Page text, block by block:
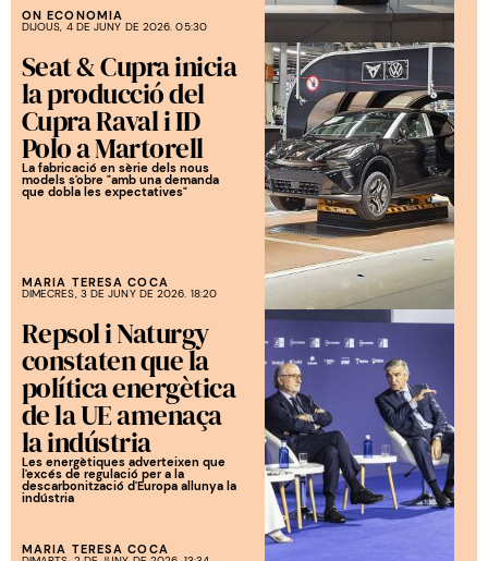
ON ECONOMIA
DIJOUS, 4 DE JUNY DE 2026. 05:30
Seat & Cupra inicia
la producció del
Cupra Raval i ID
Polo a Martorell
La fabricació en sèrie dels nous
models s'obre "amb una demanda
que dobla les expectatives"
MARIA TERESA COCA
DIMECRES, 3 DE JUNY DE 2026. 18:20
Repsol i Naturgy
constaten que la
política energètica
de la UE amenaça
la indústria
Les energètiques adverteixen que
l'excés de regulació per a la
descarbonització d'Europa allunya la
indústria
MARIA TERESA COCA